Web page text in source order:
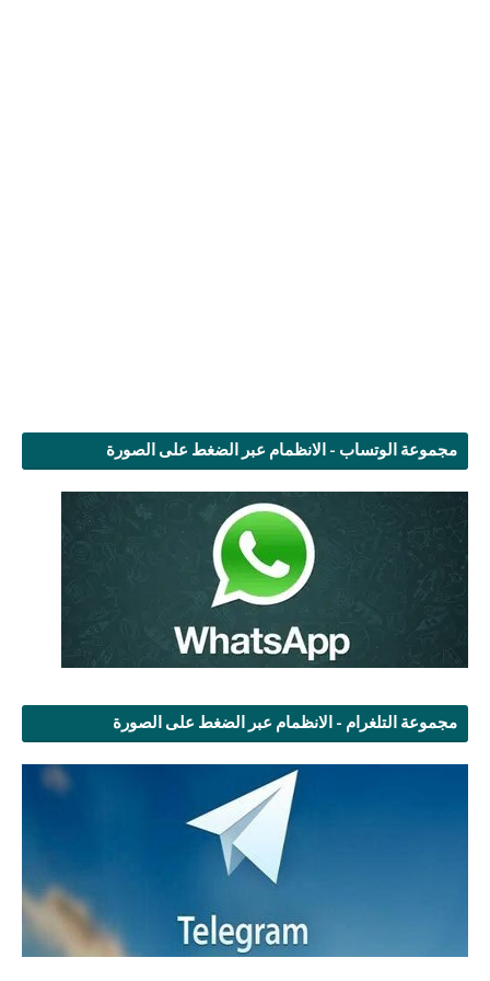
مجموعة الوتساب - الانظمام عبر الضغط على الصورة
مجموعة التلغرام - الانظمام عبر الضغط على الصورة